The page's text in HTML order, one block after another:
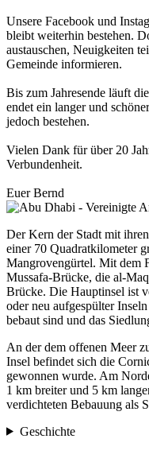
Unsere Facebook und
bleibt weiterhin bestehen.
austauschen, Neuigkeiten
Gemeinde informieren.
Bis zum Jahresende läuft
endet ein langer und
jedoch bestehen.
Vielen Dank für über 20
Verbundenheit.
Euer Bernd
Der Kern der Stadt mit
einer 70 Quadratkilometer
Mangrovengürtel. Mit dem
Mussafa-Brücke, die al-
Brücke. Die Hauptinsel ist
oder neu aufgespülter
bebaut sind und das
An der dem offenen Meer
Insel befindet sich die
gewonnen wurde. Am
1 km breiter und 5 km
verdichteten Bebauung als
Geschichte